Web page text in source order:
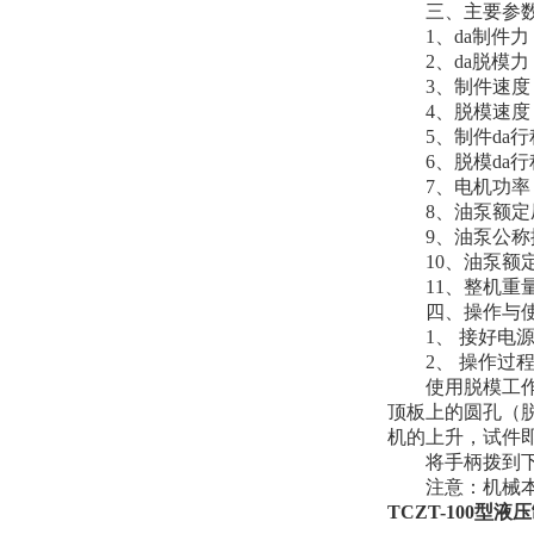
三、主要参
1、da制件力
2、da脱模力
3、制件速度
4、脱模速度
5、制件da行
6、脱模da行
7、电机功率
8、油泵额定
9、油泵公称
10、油泵额定
11、整机重量
四、操作与
1、 接好电源
2、 操作过程
使用脱模工
顶板上的圆孔（
机的上升，试件
将手柄拨到下
注意：机械本
TCZT-100型液